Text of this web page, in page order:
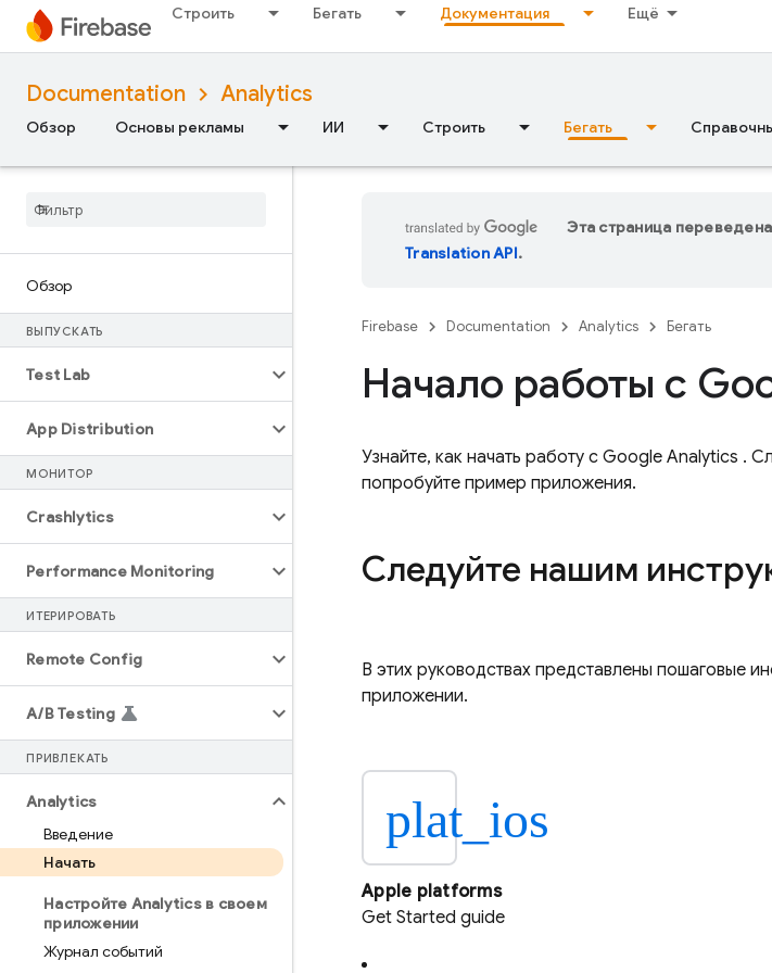
Строить Бегать Документация Ещё
Documentation Analytics
Обзор Основы рекламы ИИ Строить Бегать
Обзор
ВЫПУСКАТЬ
Test Lab
App Distribution
МОНИТОР
Crashlytics
Performance Monitoring
ИТЕРИРОВАТЬ
Remote Config
A/B Testing
ПРИВЛЕКАТЬ
Analytics
Введение
Начать
Настройте Analytics в своем
приложении
Журнал событий
Эта страница
Translation API.
Firebase Documentation Analytics Бегать
Начало работы с
Узнайте, как начать работу с Google Analytics .
попробуйте пример приложения.
Следуйте нашим
В этих руководствах представлены пошаговые
приложении.
plat_ios
Apple platforms
Get Started guide